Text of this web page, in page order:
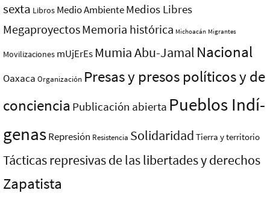
sexta Libros Medio AmbienteMedios Libres
MegaproyectosMemoria histórica Michoacán Migrantes
Movilizaciones mUjErEs Mumia Abu-Jamal Nacional
Oaxaca Organización Presas y presos polí­ticos y de
conciencia Publicación abierta Pueblos Indí­
genasRepresión Resistencia Solidaridad Tierra y territorio
Tácticas represivas de las libertades y derechos
Zapatista